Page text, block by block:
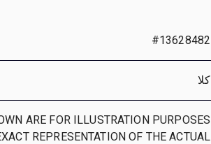
#13628482
كلا
ARE FOR ILLUSTRATION PURPOSES
REPRESENTATION OF THE ACTUAL